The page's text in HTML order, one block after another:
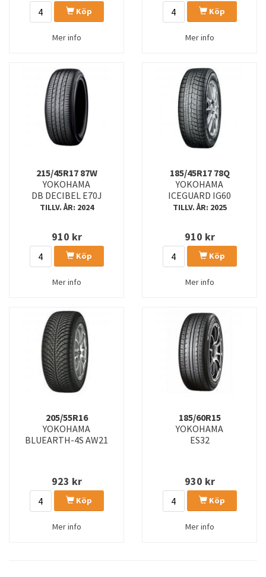
Köp
Mer info
Köp
Mer info
215/45R17 87W
YOKOHAMA
DB DECIBEL E70J
TILLV. ÅR: 2024
910 kr
Köp
Mer info
185/45R17 78Q
YOKOHAMA
ICEGUARD IG60
TILLV. ÅR: 2025
910 kr
Köp
Mer info
205/55R16
YOKOHAMA
BLUEARTH-4S AW21
923 kr
Köp
Mer info
185/60R15
YOKOHAMA
ES32
930 kr
Köp
Mer info